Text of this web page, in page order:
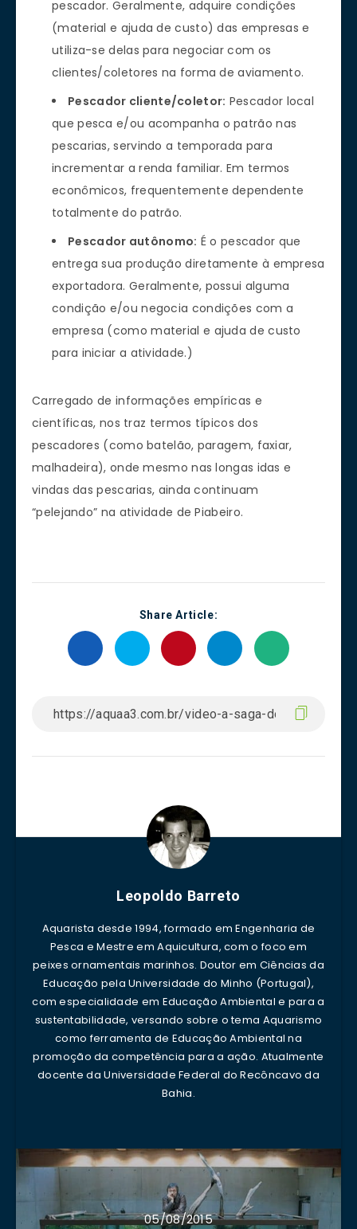
pescador. Geralmente, adquire condições
(material e ajuda de custo) das empresas e
utiliza-se delas para negociar com os
clientes/coletores na forma de aviamento.
Pescador cliente/coletor: Pescador local
que pesca e/ou acompanha o patrão nas
pescarias, servindo a temporada para
incrementar a renda familiar. Em termos
econômicos, frequentemente dependente
totalmente do patrão.
Pescador autônomo: É o pescador que
entrega sua produção diretamente à empresa
exportadora. Geralmente, possui alguma
condição e/ou negocia condições com a
empresa (como material e ajuda de custo
para iniciar a atividade.)
Carregado de informações empíricas e
científicas, nos traz termos típicos dos
pescadores (como batelão, paragem, faxiar,
malhadeira), onde mesmo nas longas idas e
vindas das pescarias, ainda continuam
“pelejando” na atividade de Piabeiro.
Share Article:
Leopoldo Barreto
Aquarista desde 1994, formado em Engenharia de
Pesca e Mestre em Aquicultura, com o foco em
peixes ornamentais marinhos. Doutor em Ciências da
Educação pela Universidade do Minho (Portugal),
com especialidade em Educação Ambiental e para a
sustentabilidade, versando sobre o tema Aquarismo
como ferramenta de Educação Ambiental na
promoção da competência para a ação. Atualmente
docente da Universidade Federal do Recôncavo da
Bahia.
05/08/2015